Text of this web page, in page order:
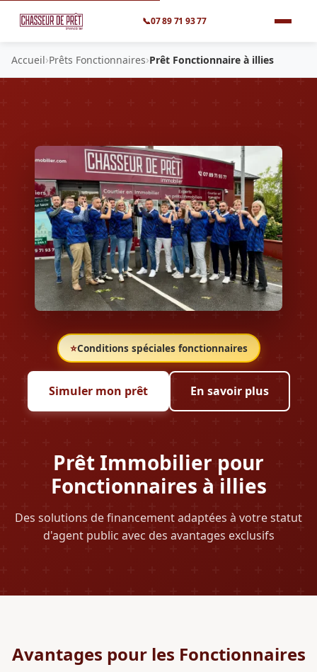
📞07 89 71 93 77
Accueil›Prêts Fonctionnaires›Prêt Fonctionnaire à illies
⭐Conditions spéciales fonctionnaires
Prêt Immobilier pour
Fonctionnaires à illies
Des solutions de financement adaptées à votre statut
d'agent public avec des avantages exclusifs
Simuler mon prêt En savoir plus
Avantages pour les Fonctionnaires